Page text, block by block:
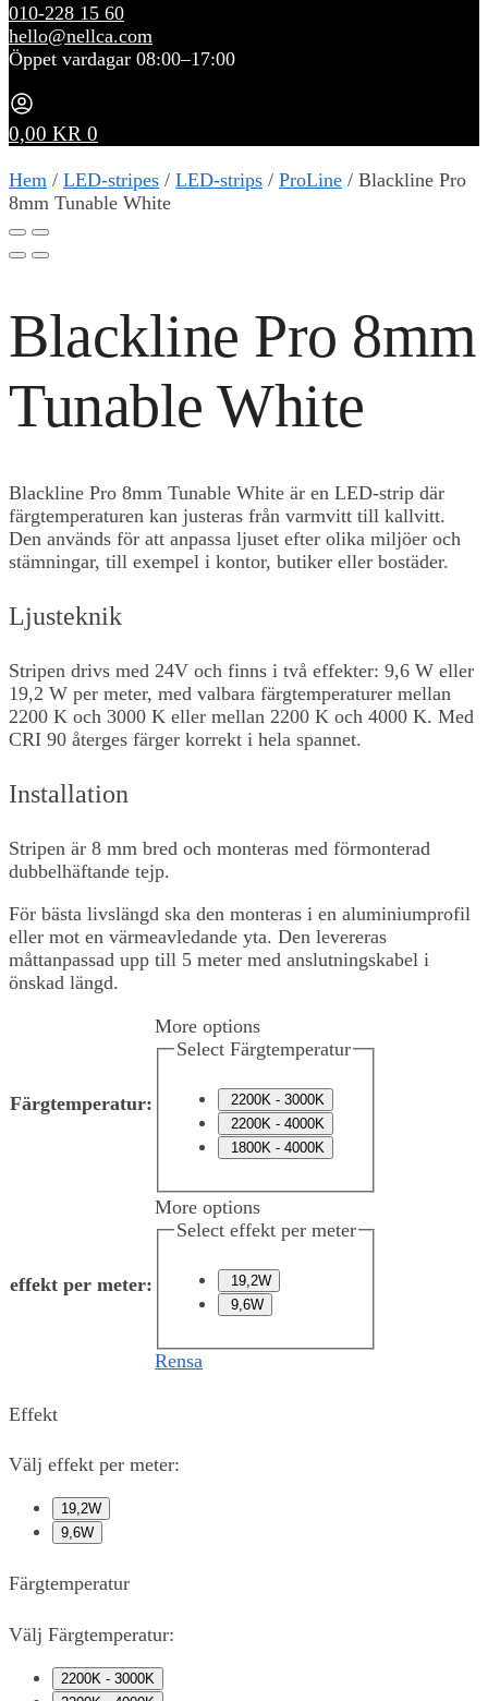
010-228 15 60
hello@nellca.com
Öppet vardagar 08:00–17:00
0,00 KR 0
Hem / LED-stripes / LED-strips / ProLine / Blackline Pro
8mm Tunable White
Blackline Pro 8mm
Tunable White
Blackline Pro 8mm Tunable White är en LED-strip där
färgtemperaturen kan justeras från varmvitt till kallvitt.
Den används för att anpassa ljuset efter olika miljöer och
stämningar, till exempel i kontor, butiker eller bostäder.
Ljusteknik
Stripen drivs med 24V och finns i två effekter: 9,6 W eller
19,2 W per meter, med valbara färgtemperaturer mellan
2200 K och 3000 K eller mellan 2200 K och 4000 K. Med
CRI 90 återges färger korrekt i hela spannet.
Installation
Stripen är 8 mm bred och monteras med förmonterad
dubbelhäftande tejp.
För bästa livslängd ska den monteras i en aluminiumprofil
eller mot en värmeavledande yta. Den levereras
måttanpassad upp till 5 meter med anslutningskabel i
önskad längd.
Färgtemperatur:
More options
Select Färgtemperatur
2200K - 3000K
2200K - 4000K
1800K - 4000K
effekt per meter:
More options
Select effekt per meter
19,2W
9,6W
Rensa
Effekt
Välj effekt per meter:
19,2W
9,6W
Färgtemperatur
Välj Färgtemperatur:
2200K - 3000K